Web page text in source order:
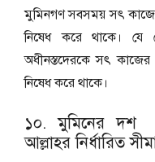
মুমিনগণ সবসময় সৎ
নিষেধ করে থাকে। যে
অধীনস্তদেরকে সৎ
নিষেধ করে থাকে।
১০. মুমিনের দশ
আল্লাহর নির্ধারিত